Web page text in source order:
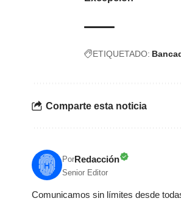
ETIQUETADO:
Comparte esta noticia
PorRedacción
Senior Editor
Comunicamos sin límites desde